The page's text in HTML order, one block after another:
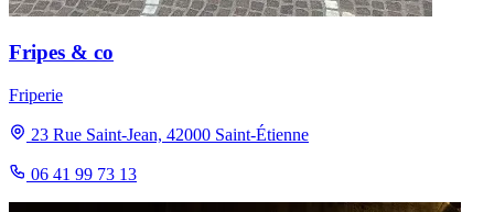
Fripes & co
Friperie
23 Rue Saint-Jean, 42000 Saint-Étienne
06 41 99 73 13